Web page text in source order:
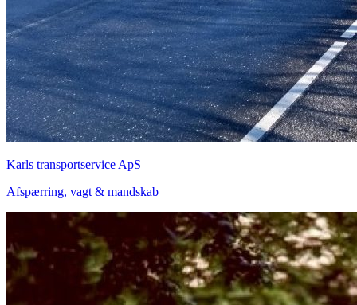
Karls transportservice ApS
Afspærring, vagt & mandskab